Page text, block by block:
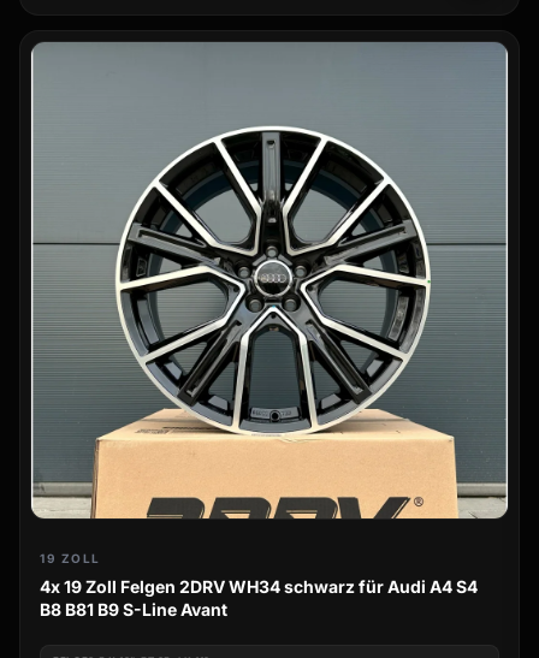
19 ZOLL
4x 19 Zoll Felgen 2DRV WH34 schwarz für Audi A4 S4
B8 B81 B9 S-Line Avant